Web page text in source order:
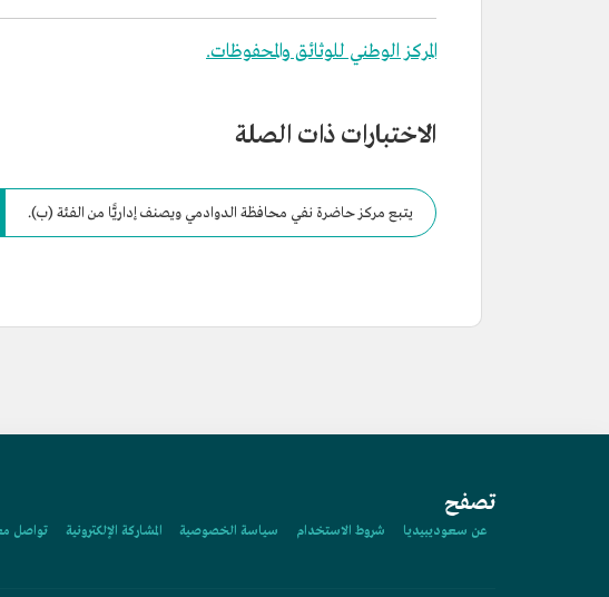
المركز الوطني للوثائق والمحفوظات.
الاختبارات ذات الصلة
يتبع مركز حاضرة نفي محافظة الدوادمي ويصنف إداريًّا من الفئة (ب).
تصفح
عن سعوديبيديا شروط الاستخدام سياسة الخصوصية المشاركة الإلكترونية تواصل